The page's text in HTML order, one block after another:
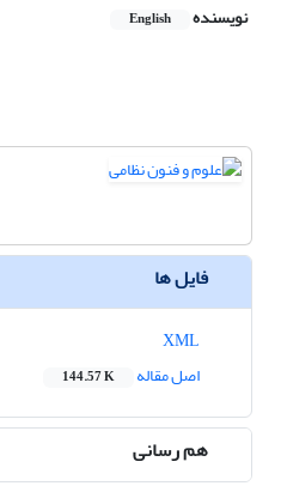
نویسنده English
فایل ها
اصل مقاله
144.57 K
هم رسانی